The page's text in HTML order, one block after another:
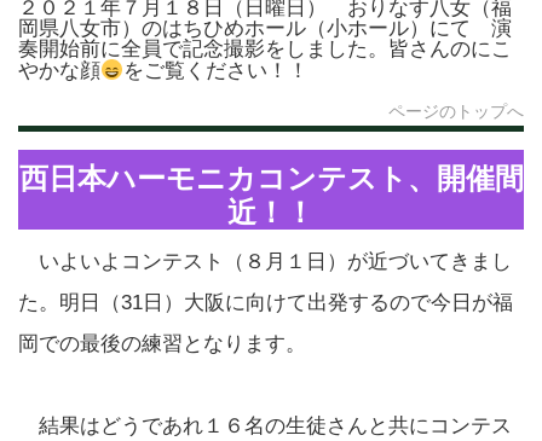
２０２１年７月１８日（日曜日） おりなす八女（福
岡県八女市）のはちひめホール（小ホール）にて 演
奏開始前に全員で記念撮影をしました。皆さんのにこ
やかな顔
をご覧ください！！
ページのトップへ
西日本ハーモニカコンテスト、開催間
近！！
いよいよコンテスト（８月１日）が近づいてきまし
た。明日（31日）大阪に向けて出発するので今日が福
岡での最後の練習となります。
結果はどうであれ１６名の生徒さんと共にコンテス